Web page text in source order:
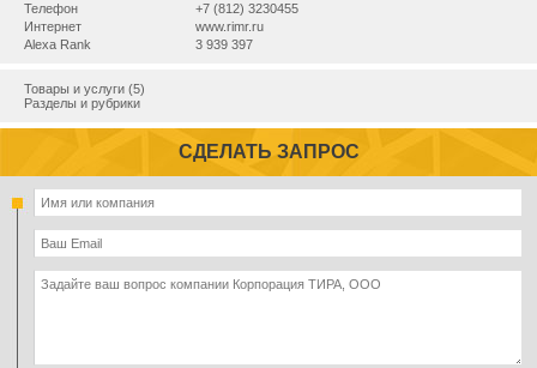
Телефон
+7 (812) 3230455
Интернет
www.rimr.ru
Alexa Rank
3 939 397
Товары и услуги (5)
Разделы и рубрики
СДЕЛАТЬ ЗАПРОС